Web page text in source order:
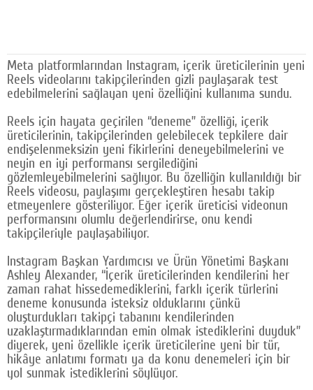
Yazarlar
Künye
Facebook
Twitter
Google Plus
© 2026 TÜM HAKLARI SAKLIDIR
Meta platformlarından Instagram, içerik üreticilerinin yeni
Reels videolarını takipçilerinden gizli paylaşarak test
edebilmelerini sağlayan yeni özelliğini kullanıma sundu.
Reels için hayata geçirilen “deneme” özelliği, içerik
üreticilerinin, takipçilerinden gelebilecek tepkilere dair
endişelenmeksizin yeni fikirlerini deneyebilmelerini ve
neyin en iyi performansı sergilediğini
gözlemleyebilmelerini sağlıyor. Bu özelliğin kullanıldığı bir
Reels videosu, paylaşımı gerçekleştiren hesabı takip
etmeyenlere gösteriliyor. Eğer içerik üreticisi videonun
performansını olumlu değerlendirirse, onu kendi
takipçileriyle paylaşabiliyor.
Instagram Başkan Yardımcısı ve Ürün Yönetimi Başkanı
Ashley Alexander, “İçerik üreticilerinden kendilerini her
zaman rahat hissedemediklerini, farklı içerik türlerini
deneme konusunda isteksiz olduklarını çünkü
oluşturdukları takipçi tabanını kendilerinden
uzaklaştırmadıklarından emin olmak istediklerini duyduk”
diyerek, yeni özellikle içerik üreticilerine yeni bir tür,
hikâye anlatımı formatı ya da konu denemeleri için bir
yol sunmak istediklerini söylüyor.